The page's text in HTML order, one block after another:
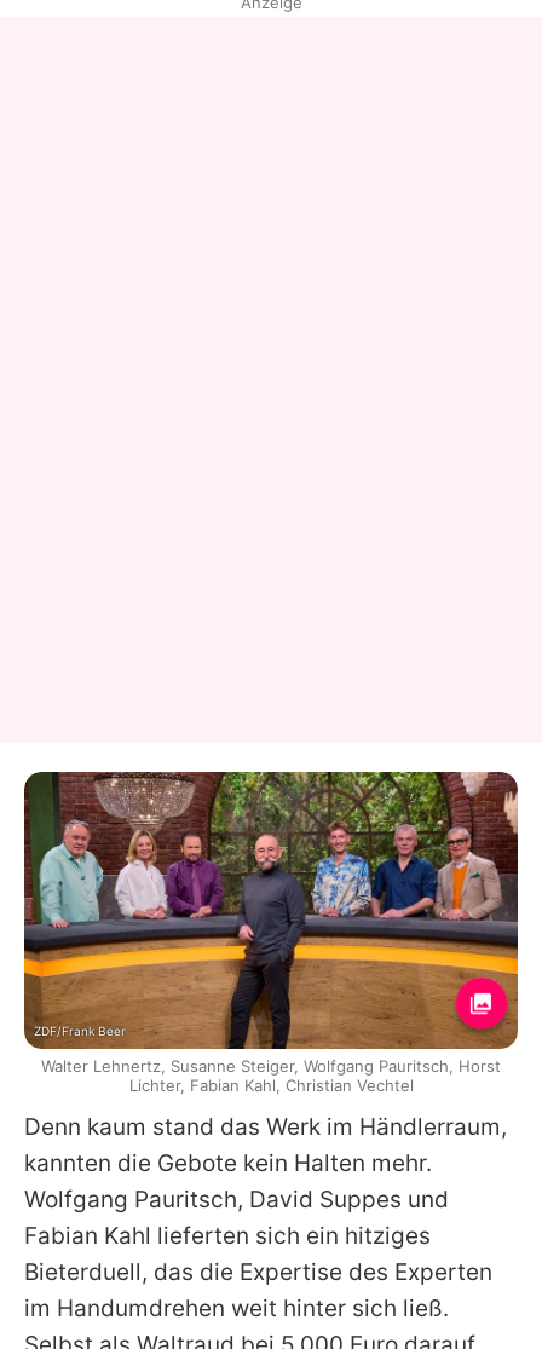
Denn kaum stand das Werk im Händlerraum,
kannten die Gebote kein Halten mehr.
Wolfgang Pauritsch, David Suppes und
Fabian Kahl lieferten sich ein hitziges
Bieterduell, das die Expertise des Experten
im Handumdrehen weit hinter sich ließ.
ZDF/Frank Beer
Walter Lehnertz, Susanne Steiger, Wolfgang Pauritsch, Horst
Lichter, Fabian Kahl, Christian Vechtel